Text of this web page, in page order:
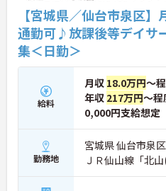
【宮城県／仙台市泉区
通勤可♪放課後等デイサ
集＜日勤＞
給料
月収 18.0万円～
年収 217万円～
0,000円支給想定
勤務地
宮城県 仙台市泉
ＪＲ仙山線「北